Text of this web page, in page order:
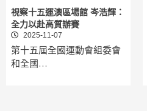
視察十五運澳區場館 岑浩輝：
全力以赴高質辦賽
2025-11-07
第十五屆全國運動會組委會
和全國…